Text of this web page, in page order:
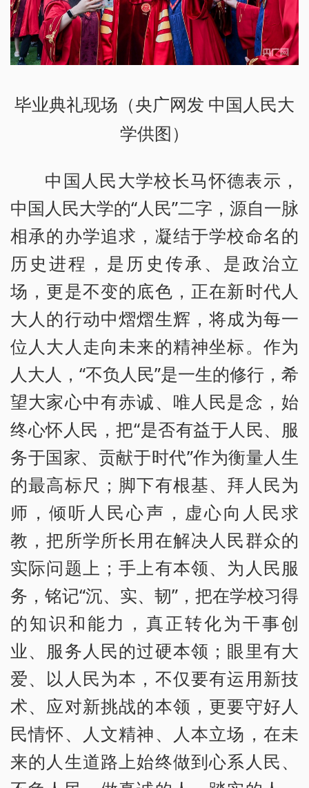
毕业典礼现场（央广网发 中国人民大
学供图）
中国人民大学校长马怀德表示，
中国人民大学的“人民”二字，源自一脉
相承的办学追求，凝结于学校命名的
历史进程，是历史传承、是政治立
场，更是不变的底色，正在新时代人
大人的行动中熠熠生辉，将成为每一
位人大人走向未来的精神坐标。作为
人大人，“不负人民”是一生的修行，希
望大家心中有赤诚、唯人民是念，始
终心怀人民，把“是否有益于人民、服
务于国家、贡献于时代”作为衡量人生
的最高标尺；脚下有根基、拜人民为
师，倾听人民心声，虚心向人民求
教，把所学所长用在解决人民群众的
实际问题上；手上有本领、为人民服
务，铭记“沉、实、韧”，把在学校习得
的知识和能力，真正转化为干事创
业、服务人民的过硬本领；眼里有大
爱、以人民为本，不仅要有运用新技
术、应对新挑战的本领，更要守好人
民情怀、人文精神、人本立场，在未
来的人生道路上始终做到心系人民、